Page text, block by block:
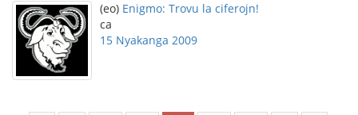
(eo) Enigmo: Trovu la ciferojn!
ca
15 Nyakanga 2009